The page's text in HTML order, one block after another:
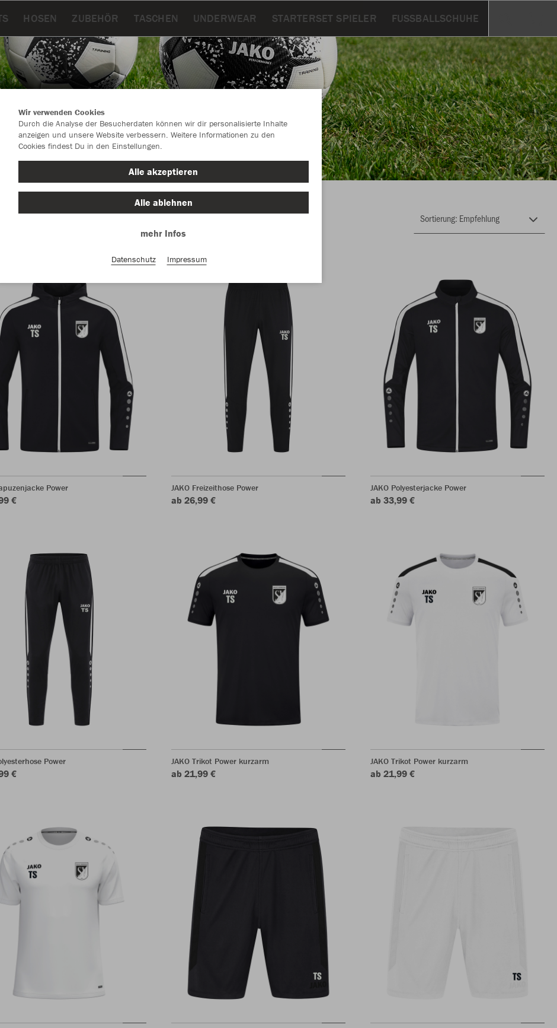
HOSEN ZUBEHÖR TASCHEN UNDERWEAR STARTERSET SPIELER FUSSBALLSCHUHE
Power
€
JAKO Freizeithose Power
ab 26,99 €
JAKO Polyesterjacke Power
ab 33,99 €
Power
€
JAKO Trikot Power kurzarm
ab 21,99 €
JAKO Trikot Power kurzarm
ab 21,99 €
Wir verwenden Cookies
Durch die Analyse der Besucherdaten können wir dir personalisierte Inhalte
anzeigen und unsere Website verbessern. Weitere Informationen zu den
Cookies findest Du in den Einstellungen.
Alle akzeptieren
Alle ablehnen
mehr Infos
Datenschutz Impressum